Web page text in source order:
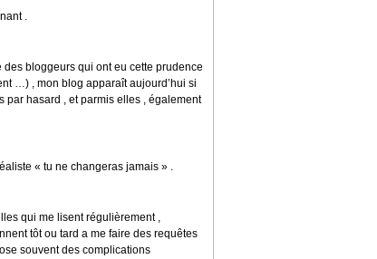
.
des bloggeurs qui ont eu cette prudence
…) , mon blog apparaît aujourd’hui si
par hasard , et parmis elles , également
« tu ne changeras jamais » .
qui me lisent régulièrement ,
tôt ou tard a me faire des requêtes
souvent des complications